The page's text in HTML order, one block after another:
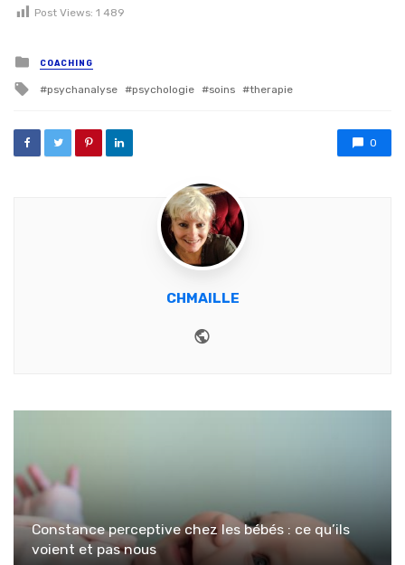
Post Views: 1 489
Posted in
COACHING
Tagged with
psychanalyse psychologie soins therapie
0
CHMAILLE
Constance perceptive chez les bébés : ce qu’ils
voient et pas nous